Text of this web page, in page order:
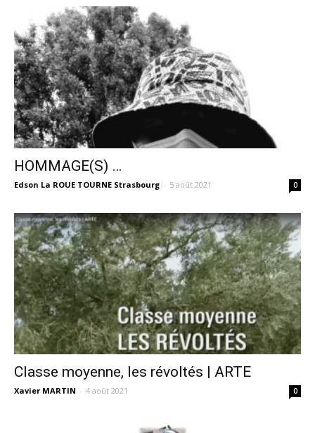
HOMMAGE(S) …
Edson La ROUE TOURNE Strasbourg - 5 août 2021 0
Classe moyenne, les révoltés | ARTE
Xavier MARTIN - 4 août 2021 0